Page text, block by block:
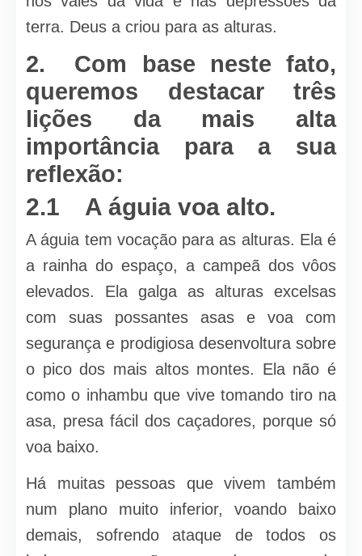
terra. Deus a criou para as alturas.
2. Com base neste fato,
queremos destacar três
lições da mais alta
importância para a sua
reflexão:
2.1 A águia voa alto.
A águia tem vocação para as alturas. Ela é
a rainha do espaço, a campeã dos vôos
elevados. Ela galga as alturas excelsas
com suas possantes asas e voa com
segurança e prodigiosa desenvoltura sobre
o pico dos mais altos montes. Ela não é
como o inhambu que vive tomando tiro na
asa, presa fácil dos caçadores, porque só
voa baixo.
Há muitas pessoas que vivem também
num plano muito inferior, voando baixo
demais, sofrendo ataque de todos os